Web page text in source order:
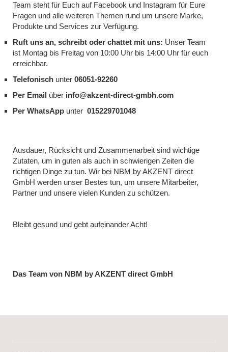
Team steht für Euch auf Facebook und Instagram für Eure
Fragen und alle weiteren Themen rund um unsere Marke,
Produkte und Services zur Verfügung.
Ruft uns an, schreibt oder chattet mit uns: Unser Team
ist Montag bis Freitag von 10:00 Uhr bis 14:00 Uhr für euch
erreichbar.
Telefonisch unter 06051-92260
Per Email über info@akzent-direct-gmbh.com
Per WhatsApp unter 015229701048
Ausdauer, Rücksicht und Zusammenarbeit sind wichtige
Zutaten, um in guten als auch in schwierigen Zeiten die
richtigen Dinge zu tun. Wir bei NBM by AKZENT direct
GmbH werden unser Bestes tun, um unsere Mitarbeiter,
Partner und unsere vielen Kunden zu schützen.
Bleibt gesund und gebt aufeinander Acht!
Das Team von NBM by AKZENT direct GmbH